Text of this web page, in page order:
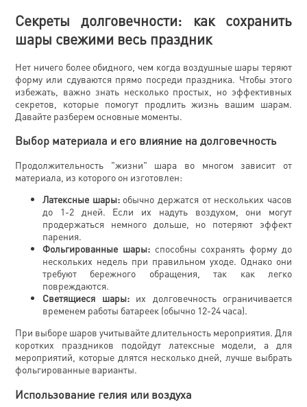
Секреты долговечности: как сохранить
шары свежими весь праздник
Нет ничего более обидного, чем когда воздушные шары теряют
форму или сдуваются прямо посреди праздника. Чтобы этого
избежать, важно знать несколько простых, но эффективных
секретов, которые помогут продлить жизнь вашим шарам.
Давайте разберем основные моменты.
Выбор материала и его влияние на долговечность
Продолжительность "жизни" шара во многом зависит от
материала, из которого он изготовлен:
Латексные шары:обычно держатся от нескольких часов
до 1-2 дней. Если их надуть воздухом, они могут
продержаться немного дольше, но потеряют эффект
парения.
Фольгированные шары:способны сохранять форму до
нескольких недель при правильном уходе. Однако они
требуют бережного обращения, так как легко
повреждаются.
Светящиеся шары:их долговечность ограничивается
временем работы батареек (обычно 12-24 часа).
При выборе шаров учитывайте длительность мероприятия. Для
коротких праздников подойдут латексные модели, а для
мероприятий, которые длятся несколько дней, лучше выбрать
фольгированные варианты.
Использование гелия или воздуха